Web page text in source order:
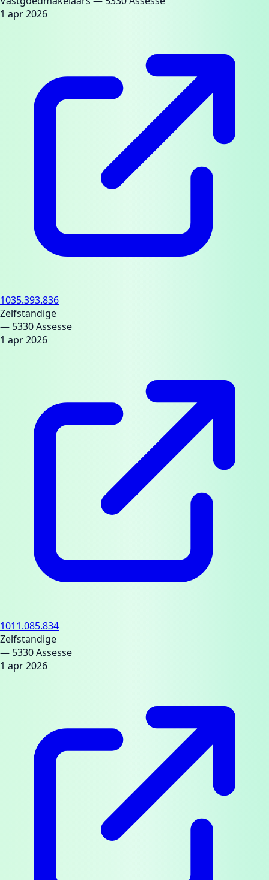
1 apr 2026
1035.393.836
Zelfstandige
— 5330 Assesse
1 apr 2026
1011.085.834
Zelfstandige
— 5330 Assesse
1 apr 2026